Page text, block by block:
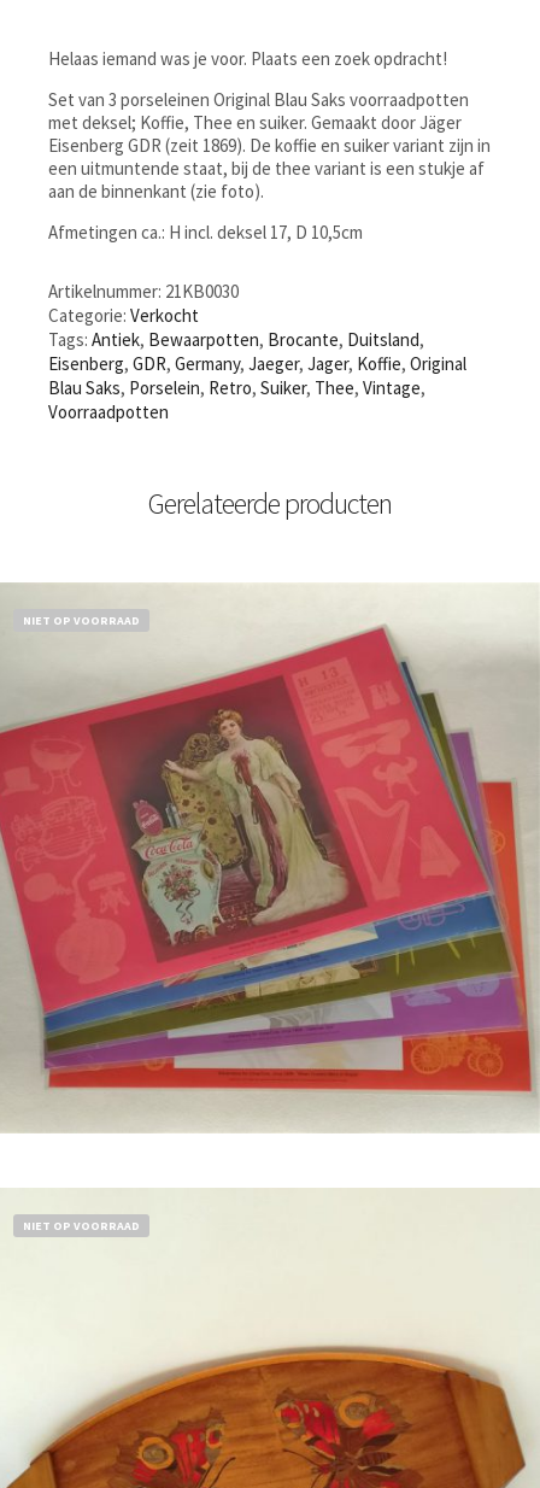
Helaas iemand was je voor. Plaats een zoek opdracht!
Set van 3 porseleinen Original Blau Saks voorraadpotten
met deksel; Koffie, Thee en suiker. Gemaakt door Jäger
Eisenberg GDR (zeit 1869). De koffie en suiker variant zijn in
een uitmuntende staat, bij de thee variant is een stukje af
aan de binnenkant (zie foto).
Afmetingen ca.: H incl. deksel 17, D 10,5cm
Artikelnummer: 21KB0030
Categorie: Verkocht
Tags: Antiek, Bewaarpotten, Brocante, Duitsland,
Eisenberg, GDR, Germany, Jaeger, Jager, Koffie, Original
Blau Saks, Porselein, Retro, Suiker, Thee, Vintage,
Voorraadpotten
Gerelateerde producten
NIET OP VOORRAAD
NIET OP VOORRAAD